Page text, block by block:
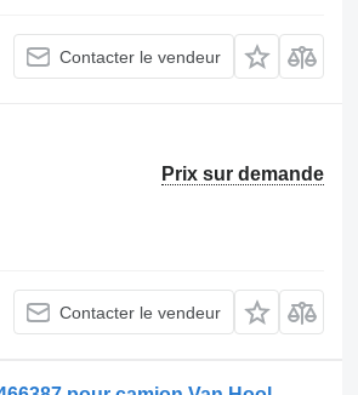
Contacter le vendeur
Prix sur demande
Contacter le vendeur